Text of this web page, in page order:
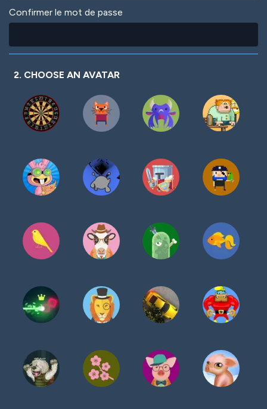
Confirmer le mot de passe
2. CHOOSE AN AVATAR